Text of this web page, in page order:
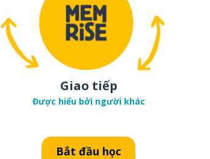
Giao tiếp
Được hiểu bởi người khác
Bắt đầu học